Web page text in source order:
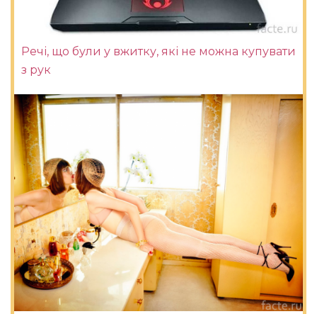
Речі, що були у вжитку, які не можна купувати
з рук